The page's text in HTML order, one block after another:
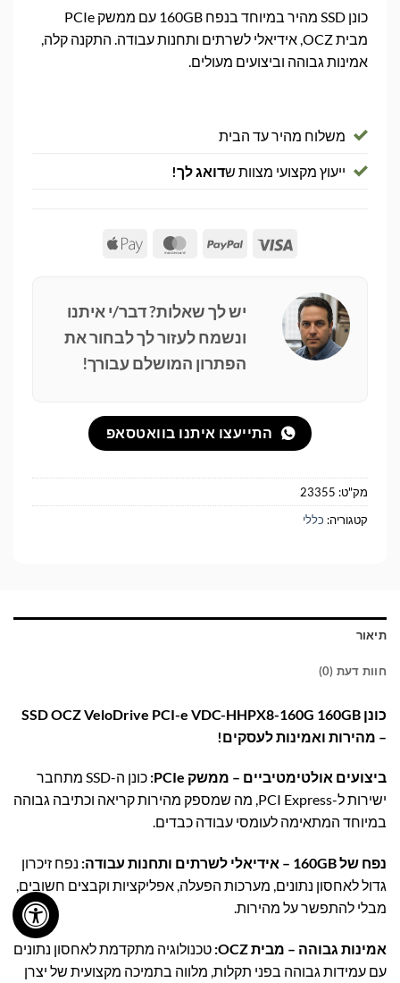
כונן SSD מהיר במיוחד בנפח 160GB עם ממשק PCIe
מבית OCZ, אידיאלי לשרתים ותחנות עבודה. התקנה קלה,
אמינות גבוהה וביצועים מעולים.
משלוח מהיר עד הבית
ייעוץ מקצועי מצוות שדואג לך!
Visa
PayPal
MasterCard
Apple
יש לך שאלות? דבר/י איתנו
ונשמח לעזור לך לבחור את
הפתרון המושלם עבורך!
התייעצו איתנו בוואטסאפ
מק"ט: 23355
קטגוריה: כללי
תיאור
חוות דעת (0)
כונן SSD OCZ VeloDrive PCI-e VDC-HHPX8-160G 160GB
– מהירות ואמינות לעסקים!
ביצועים אולטימטיביים – ממשק PCIe:
כונן ה-SSD מתחבר
ישירות ל-PCI Express, מה שמספק מהירות קריאה וכתיבה גבוהה
במיוחד המתאימה לעומסי עבודה כבדים.
נפח של 160GB – אידיאלי לשרתים ותחנות עבודה:
נפח זיכרון
גדול לאחסון נתונים, מערכות הפעלה, אפליקציות וקבצים חשובים,
מבלי להתפשר על מהירות.
אמינות גבוהה – מבית OCZ:
טכנולוגיה מתקדמת לאחסון נתונים
עם עמידות גבוהה בפני תקלות, מלווה בתמיכה מקצועית של יצרן